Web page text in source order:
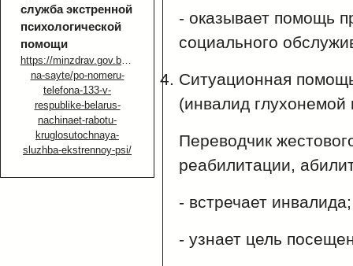
служба экстренной
психологической
помощи
https://minzdrav.gov.by/ru/novoe-
na-sayte/po-nomeru-
telefona-133-v-
respublike-belarus-
nachinaet-rabotu-
kruglosutochnaya-
sluzhba-ekstrennoy-psi/
- оказывает помощь
социального
Ситуационная
(инвалид глухонемой
Переводчик
реабилитации,
- встречает инвалида;
- узнает цель